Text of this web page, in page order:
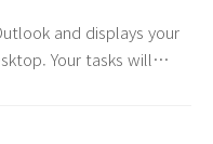
and displays your
Your tasks will